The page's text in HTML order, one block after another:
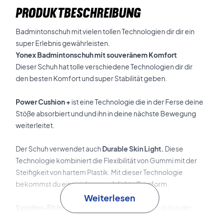
PRODUKTBESCHREIBUNG
Badmintonschuh mit vielen tollen Technologien dir dir ein
super Erlebnis gewährleisten.
Yonex Badmintonschuh mit souveränem Komfort
Dieser Schuh hat tolle verschiedene Technologien dir dir
den besten Komfort und super Stabilität geben.
Power Cushion +ist eine Technologie die in der Ferse deine
Stöße absorbiert und und ihn in deine nächste Bewegung
weiterleitet.
Der Schuh verwendet auch Durable Skin Light. Diese
Technologie kombiniert die Flexibilität von Gummi mit der
Steifigkeit von hartem Plastik. Mit dieser Technologie
bekommst du eine sichere und dichte Passform.
Synchro-Fit Insole
ist eine besondere Konstruktion der
Weiterlesen